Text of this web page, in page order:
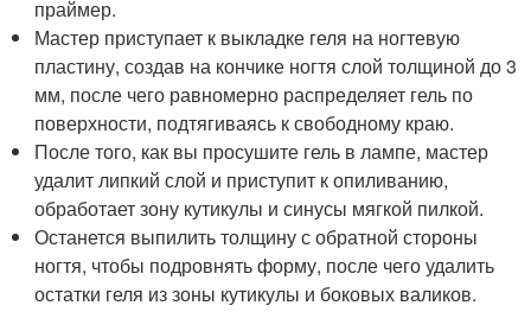
праймер.
Мастер приступает к выкладке геля на ногтевую
пластину, создав на кончике ногтя слой толщиной до 3
мм, после чего равномерно распределяет гель по
поверхности, подтягиваясь к свободному краю.
После того, как вы просушите гель в лампе, мастер
удалит липкий слой и приступит к опиливанию,
обработает зону кутикулы и синусы мягкой пилкой.
Останется выпилить толщину с обратной стороны
ногтя, чтобы подровнять форму, после чего удалить
остатки геля из зоны кутикулы и боковых валиков.